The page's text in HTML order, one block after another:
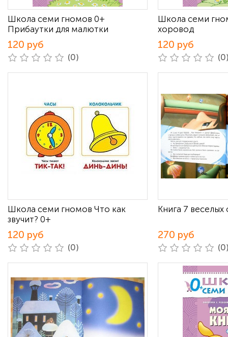
Школа семи гномов 0+
Прибаутки для малютки
120 руб
(0)
Школа семи
хоровод
120 руб
Школа семи гномов Что как
звучит? 0+
120 руб
(0)
Книга 7
270 руб